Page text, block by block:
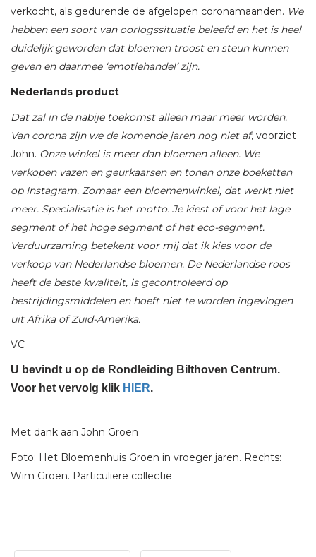
verkocht, als gedurende de afgelopen coronamaanden. We
hebben een soort van oorlogssituatie beleefd en het is heel
duidelijk geworden dat bloemen troost en steun kunnen
geven en daarmee ‘emotiehandel’ zijn.
Nederlands product
Dat zal in de nabije toekomst alleen maar meer worden.
Van corona zijn we de komende jaren nog niet af, voorziet
John. Onze winkel is meer dan bloemen alleen. We
verkopen vazen en geurkaarsen en tonen onze boeketten
op Instagram. Zomaar een bloemenwinkel, dat werkt niet
meer. Specialisatie is het motto. Je kiest of voor het lage
segment of het hoge segment of het eco-segment.
Verduurzaming betekent voor mij dat ik kies voor de
verkoop van Nederlandse bloemen. De Nederlandse roos
heeft de beste kwaliteit, is gecontroleerd op
bestrijdingsmiddelen en hoeft niet te worden ingevlogen
uit Afrika of Zuid-Amerika.
VC
U bevindt u op de Rondleiding Bilthoven Centrum.
Voor het vervolg klik HIER.
Met dank aan John Groen
Foto: Het Bloemenhuis Groen in vroeger jaren. Rechts:
Wim Groen. Particuliere collectie